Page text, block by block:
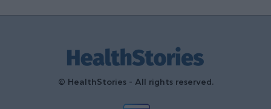
© HealthStories - All rights reserved.